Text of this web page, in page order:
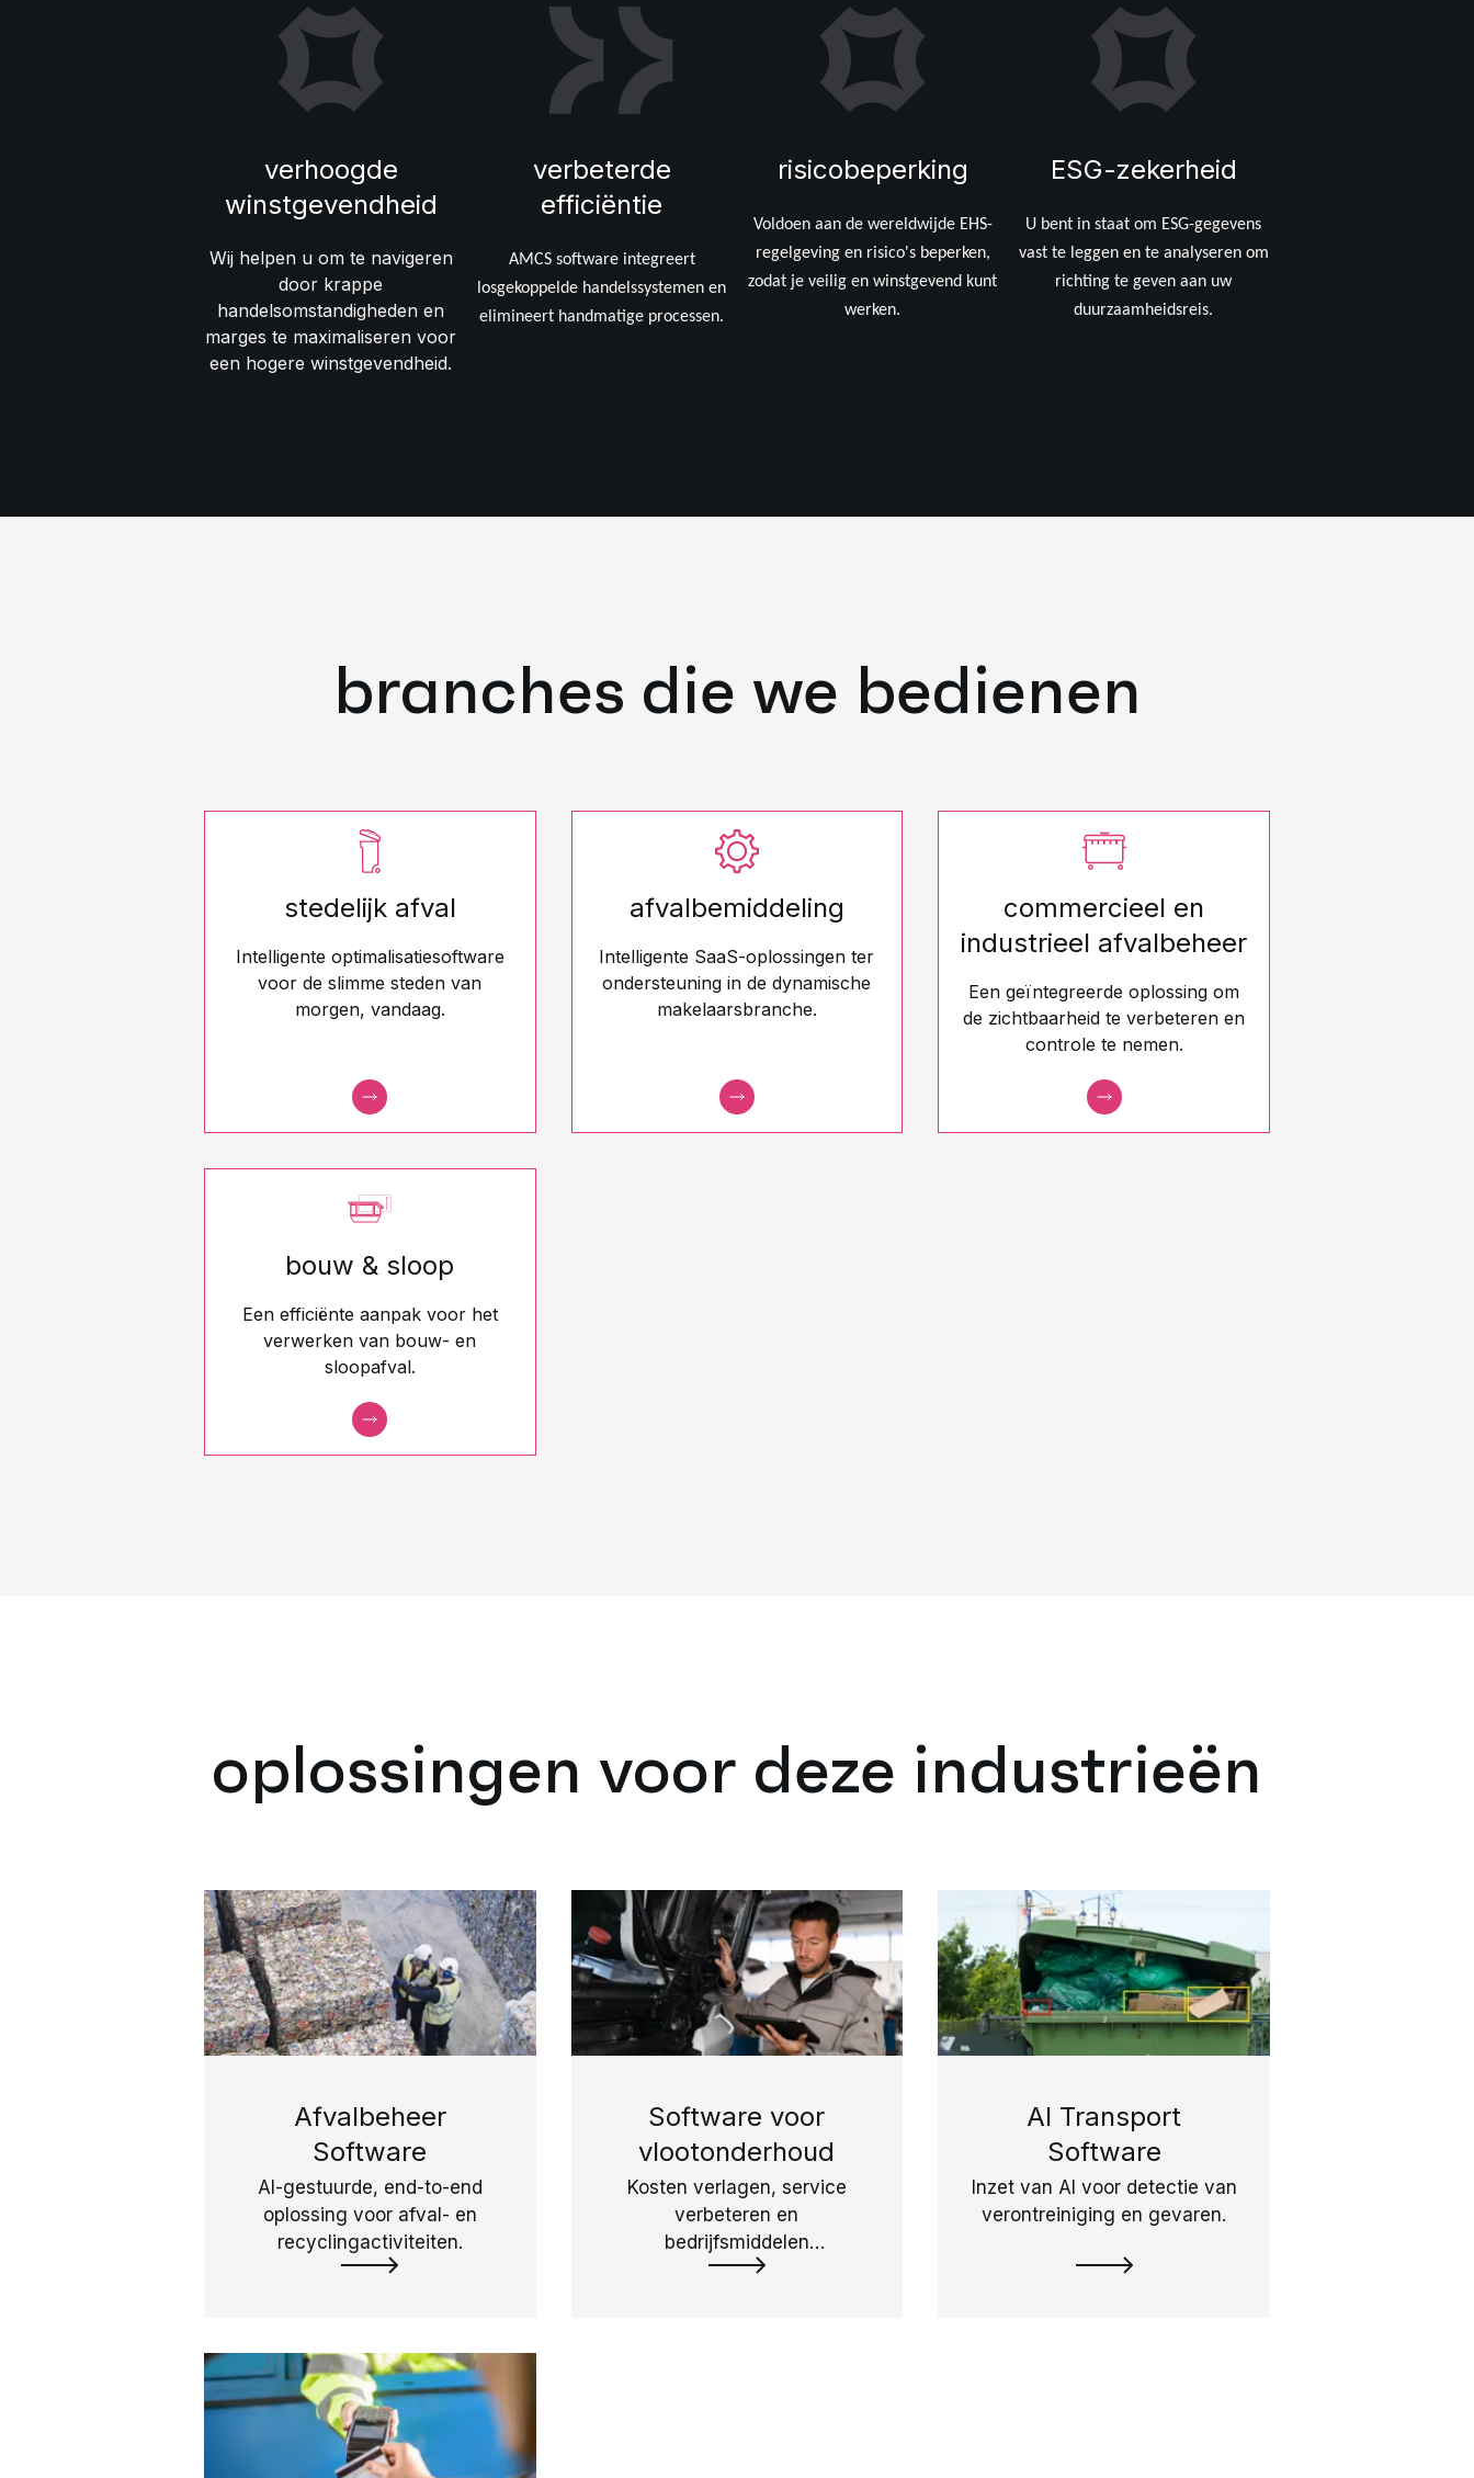
verhoogde
winstgevendheid
Wij helpen u om te navigeren
door krappe
handelsomstandigheden en
marges te maximaliseren voor
een hogere winstgevendheid.
verbeterde
efficiëntie
AMCS software integreert
losgekoppelde handelssystemen en
elimineert handmatige processen.
risicobeperking
Voldoen aan de wereldwijde EHS-
regelgeving en risico's beperken,
zodat je veilig en winstgevend kunt
werken.
ESG-zekerheid
U bent in staat om ESG-gegevens
vast te leggen en te analyseren om
richting te geven aan uw
duurzaamheidsreis.
branches die we bedienen
stedelijk afval
Intelligente optimalisatiesoftware
voor de slimme steden van
morgen, vandaag.
afvalbemiddeling
Intelligente SaaS-oplossingen ter
ondersteuning in de dynamische
makelaarsbranche.
commercieel en
industrieel afvalbeheer
Een geïntegreerde oplossing om
de zichtbaarheid te verbeteren en
controle te nemen.
bouw & sloop
Een efficiënte aanpak voor het
verwerken van bouw- en
sloopafval.
oplossingen voor deze industrieën
Afvalbeheer
Software
AI-gestuurde, end-to-end
oplossing voor afval- en
recyclingactiviteiten.
Software voor
vlootonderhoud
Kosten verlagen, service
verbeteren en
bedrijfsmiddelen
optimaliseren.
AI Transport
Software
Inzet van AI voor detectie van
verontreiniging en gevaren.